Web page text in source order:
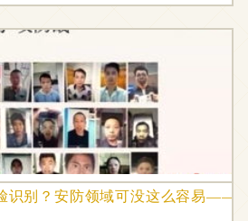
识别？安防领域可没这么容易——